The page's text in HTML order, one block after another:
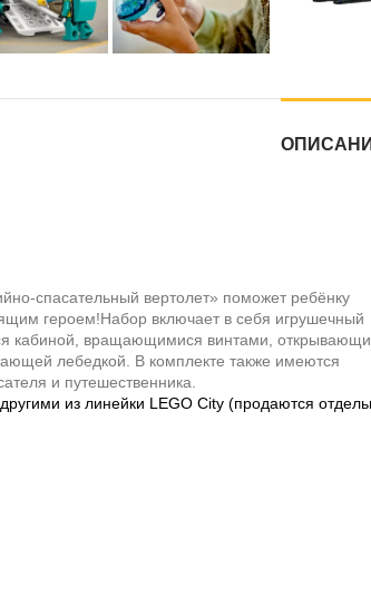
спасательный вертолет» поможет ребёнку
героем!Набор включает в себя игрушечный
кабиной, вращающимися винтами,
лебедкой. В комплекте также имеются
и путешественника.
из линейки LEGO City (продаются